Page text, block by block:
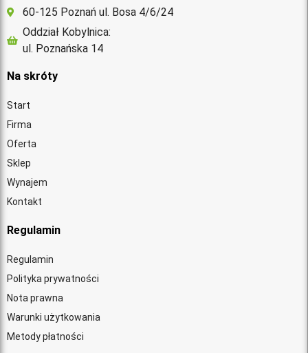
60-125 Poznań ul. Bosa 4/6/24
Oddział Kobylnica:
ul. Poznańska 14
Na skróty
Start
Firma
Oferta
Sklep
Wynajem
Kontakt
Regulamin
Regulamin
Polityka prywatności
Nota prawna
Warunki użytkowania
Metody płatności